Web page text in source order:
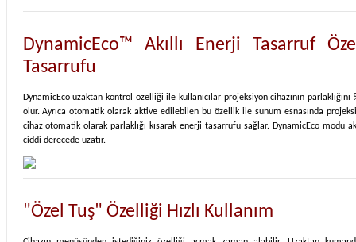
DynamicEco™ Akıllı Enerji Tasarruf
Tasarrufu
DynamicEco uzaktan kontrol özelliği ile kullanıcılar projeksiyon cihazının
olur. Ayrıca otomatik olarak aktive edilebilen bu özellik ile sunum esnasında
cihaz otomatik olarak parlaklığı kısarak enerji tasarrufu sağlar. DynamicEco modu
ciddi derecede uzatır.
"Özel Tuş" Özelliği Hızlı Kullanım